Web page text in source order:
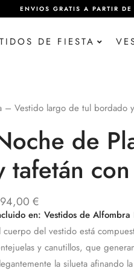
ENVIOS GRATIS A PARTIR
DE FIESTA
– Vestido largo de tul bordado
de
tafetán
€
en: Vestidos de Alfombra
cuerpo del vestido está
y canutillos, que
la silueta afinando